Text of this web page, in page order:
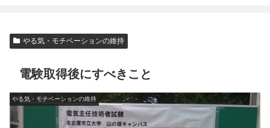
やる気・モチベーションの維持
電験取得後にすべきこと
やる気・モチベーションの維持